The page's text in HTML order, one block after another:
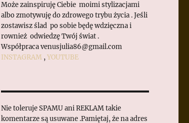
Może zainspiruję Ciebie moimi stylizacjami
albo zmotywuję do zdrowego trybu życia . Jeśli
zostawisz ślad po sobie będę wdzięczna i
rownież odwiedzę Twój świat .
Współpraca venusjulia86@gmail.com
INSTAGRAM,YOUTUBE
Nie toleruje SPAMU ani REKLAM takie
komentarze są usuwane .Pamiętaj, że na adres